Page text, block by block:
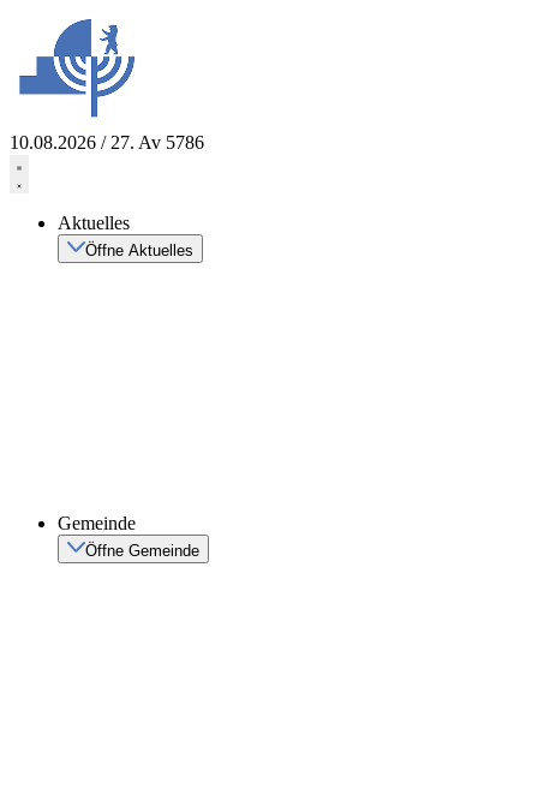
springen
10.08.2026 / 27. Av 5786
Aktuelles
Öffne Aktuelles
Gemeinde
Öffne Gemeinde